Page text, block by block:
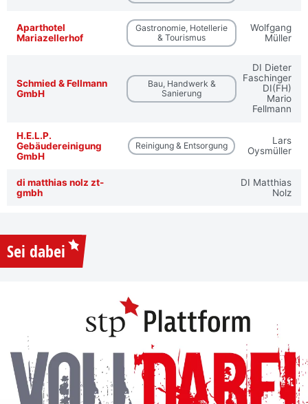
Aparthotel
Mariazellerhof
Gastronomie, Hotellerie
& Tourismus
Wolfgang
Müller
Schmied & Fellmann
GmbH
Bau, Handwerk &
Sanierung
DI Dieter
Faschinger
DI(FH)
Mario
Fellmann
H.E.L.P.
Gebäudereinigung
GmbH
Reinigung & Entsorgung
Lars
Oysmüller
di matthias nolz zt-
gmbh
DI Matthias
Nolz
Sei dabei